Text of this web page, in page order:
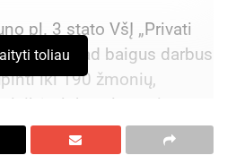
pl. 3 stato VšĮ „Privati
kad baigus darbus
iki 190 žmonių,
globa, slauga ir
toliau